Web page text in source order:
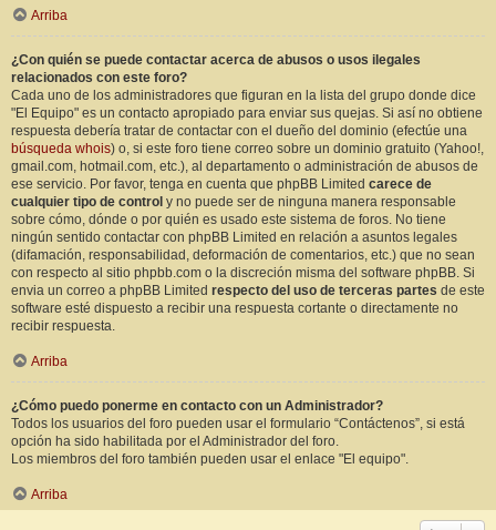
Arriba
¿Con quién se puede contactar acerca de abusos o usos ilegales
relacionados con este foro?
Cada uno de los administradores que figuran en la lista del grupo donde dice
"El Equipo" es un contacto apropiado para enviar sus quejas. Si así no obtiene
respuesta debería tratar de contactar con el dueño del dominio (efectúe una
búsqueda whois) o, si este foro tiene correo sobre un dominio gratuito (Yahoo!,
gmail.com, hotmail.com, etc.), al departamento o administración de abusos de
ese servicio. Por favor, tenga en cuenta que phpBB Limited carece de
cualquier tipo de control y no puede ser de ninguna manera responsable
sobre cómo, dónde o por quién es usado este sistema de foros. No tiene
ningún sentido contactar con phpBB Limited en relación a asuntos legales
(difamación, responsabilidad, deformación de comentarios, etc.) que no sean
con respecto al sitio phpbb.com o la discreción misma del software phpBB. Si
envia un correo a phpBB Limited respecto del uso de terceras partes de este
software esté dispuesto a recibir una respuesta cortante o directamente no
recibir respuesta.
Arriba
¿Cómo puedo ponerme en contacto con un Administrador?
Todos los usuarios del foro pueden usar el formulario “Contáctenos”, si está
opción ha sido habilitada por el Administrador del foro.
Los miembros del foro también pueden usar el enlace "El equipo".
Arriba